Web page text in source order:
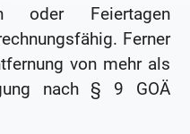
oder Feiertagen
Ferner
von mehr als
nach § 9 GOÄ